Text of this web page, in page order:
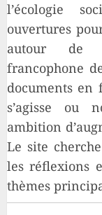
l’écologie
ouvertures
autour de
francophone
documents en
s’agisse ou
ambition
Le site
les réflexions
thèmes